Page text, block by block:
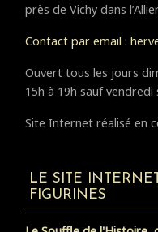
près de Vichy dans
Contact par email :
Ouvert tous les jours
15h à 19h sauf vendredi
Site Internet réalisé en
LE SITE
FIGURINES